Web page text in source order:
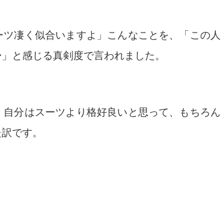
凄く似合いますよ」こんなことを、「この人
と感じる真剣度で言われました。
分はスーツより格好良いと思って、もちろん
です。